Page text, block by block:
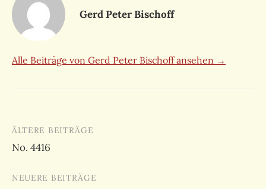
Gerd Peter Bischoff
Alle Beiträge von Gerd Peter Bischoff ansehen →
Beitragsnavigation
ÄLTERE BEITRÄGE
No. 4416
NEUERE BEITRÄGE